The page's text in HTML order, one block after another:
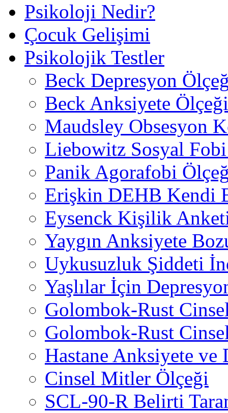
Psikoloji Nedir?
Çocuk Gelişimi
Psikolojik Testler
Beck Depresyon
Beck Anksiyete Ölçeği
Maudsley Obsesyon
Liebowitz Sosyal
Panik Agorafobi
Erişkin DEHB Kendi
Eysenck Kişilik
Yaygın Anksiyete
Uykusuzluk Şiddeti
Yaşlılar İçin
Golombok-Rust
Golombok-Rust
Hastane Anksiyete ve
Cinsel Mitler Ölçeği
SCL-90-R Belirti